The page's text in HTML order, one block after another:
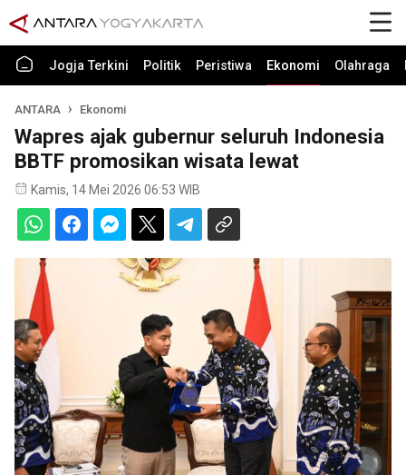
Jogja Terkini Politik Peristiwa Ekonomi Olahraga
ANTARA Ekonomi
Wapres ajak gubernur seluruh Indonesia
BBTF promosikan wisata lewat
Kamis, 14 Mei 2026 06:53 WIB